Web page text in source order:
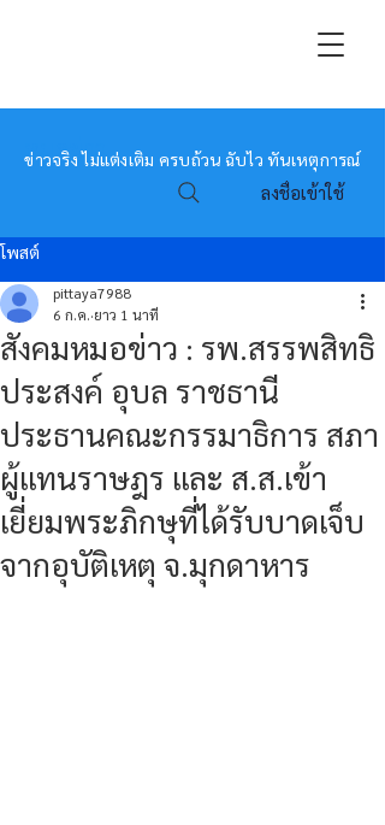
หมอข่าว
ข่าวจริง ไม่แต่งเติม ครบถ้วน ฉับไว ทันเหตุการณ์
ลงชื่อเข้าใช้
โพสต์
สังคมหมอข่าว : รพ.สรรพสิทธิ
ประสงค์ อุบล ราชธานี
ประธานคณะกรรมาธิการ สภา
ผู้แทนราษฎร และ ส.ส.เข้า
เยี่ยมพระภิกษุที่ได้รับบาดเจ็บ
จากอุบัติเหตุ จ.มุกดาหาร
pittaya7988
6 ก.ค. ยาว 1 นาที